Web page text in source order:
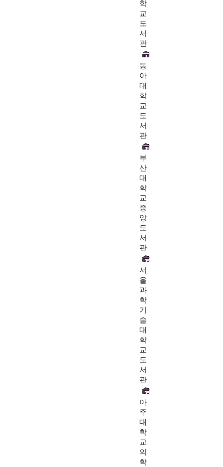
학
교
도
서
관
동
아
대
학
교
도
서
관
부
산
대
학
교
중
앙
도
서
관
서
울
과
학
기
술
대
학
교
도
서
관
아
주
대
학
교
의
학